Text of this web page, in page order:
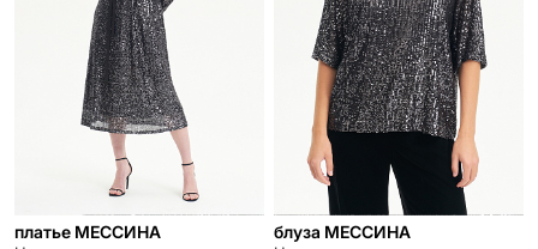
платье МЕССИНА блуза МЕССИНА